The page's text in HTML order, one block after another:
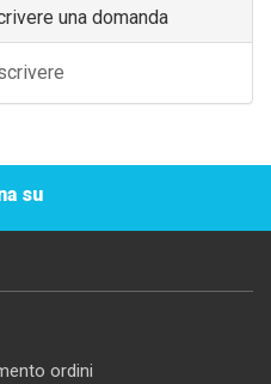
una domanda
su
ordini